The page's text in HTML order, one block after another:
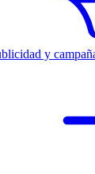
y